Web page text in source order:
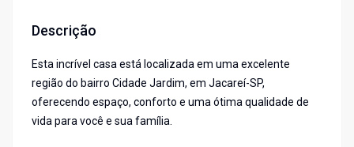
Descrição
Esta incrível casa está localizada em uma excelente
região do bairro Cidade Jardim, em Jacareí-SP,
oferecendo espaço, conforto e uma ótima qualidade de
vida para você e sua família.